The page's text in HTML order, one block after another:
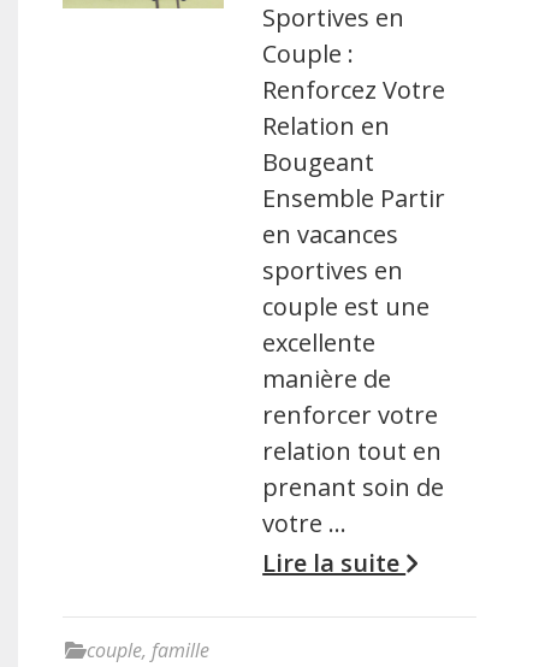
Sportives en
Couple :
Renforcez Votre
Relation en
Bougeant
Ensemble Partir
en vacances
sportives en
couple est une
excellente
manière de
renforcer votre
relation tout en
prenant soin de
votre …
Lire la suite
couple, famille